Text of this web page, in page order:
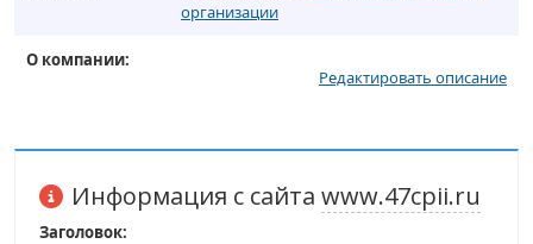
организации
О компании:
Редактировать описание
Информация с сайта www.47cpii.ru
Заголовок: